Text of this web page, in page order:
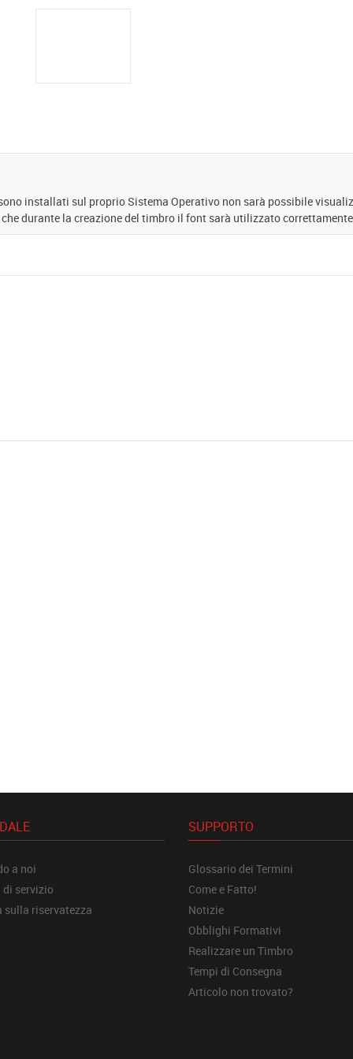
installati sul proprio Sistema Operativo non sarà possibile
durante la creazione del timbro il font sarà utilizzato
a noi
di servizio
sulla riservatezza
SUPPORTO
Glossario dei Termini
Come e Fatto!
Notizie
Obblighi Formativi
Realizzare un Timbro
Tempi di Consegna
Articolo non trovato?